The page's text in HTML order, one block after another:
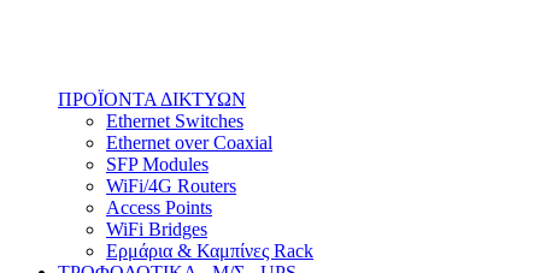
ΠΡΟΪΟΝΤΑ ΔΙΚΤΥΩΝ
Ethernet Switches
Ethernet over Coaxial
SFP Modules
WiFi/4G Routers
Access Points
WiFi Bridges
Ερμάρια & Καμπίνες Rack